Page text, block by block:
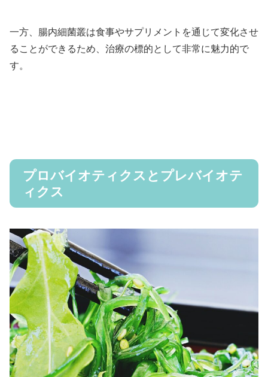
一方、腸内細菌叢は食事やサプリメントを通じて変化させ
ることができるため、治療の標的として非常に魅力的で
す。
プロバイオティクスとプレバイオテ
ィクス